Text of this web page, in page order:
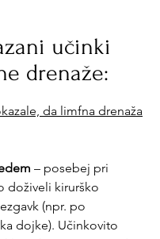
učinki
drenaže:
da limfna drenaža
– posebej pri
doživeli kirurško
(npr. po
dojke). Učinkovito